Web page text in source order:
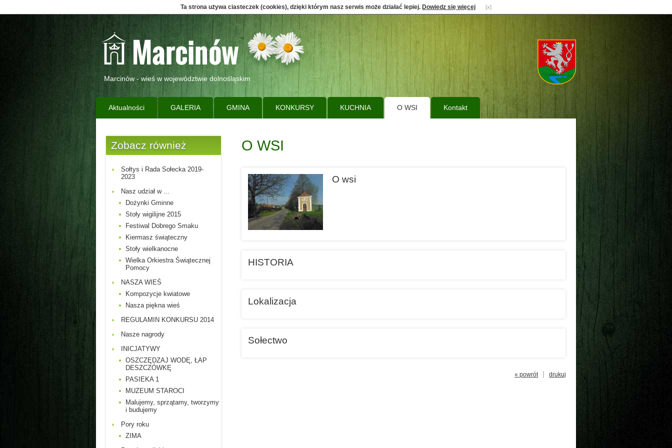
Ta strona używa ciasteczek (cookies), dzięki którym nasz serwis może działać lepiej. Dowiedz się więcej [x]
Marcinów - wieś w województwie dolnośląskim
Aktualności GALERIA GMINA KONKURSY KUCHNIA O WSI Kontakt
Zobacz również
Sołtys i Rada Sołecka 2019-
2023
Nasz udział w ...
Dożynki Gminne
Stoły wigilijne 2015
Festiwal Dobrego Smaku
Kiermasz świąteczny
Stoły wielkanocne
Wielka Orkiestra Świątecznej
Pomocy
NASZA WIEŚ
Kompozycje kwiatowe
Nasza piękna wieś
REGULAMIN KONKURSU 2014
Nasze nagrody
INICJATYWY
OSZCZĘDZAJ WODĘ, ŁAP
DESZCZÓWKĘ
PASIEKA 1
MUZEUM STAROCI
Malujemy, sprzątamy, tworzymy
i budujemy
Pory roku
ZIMA
O WSI
O wsi
HISTORIA
Lokalizacja
Sołectwo
drukuj
« powrót